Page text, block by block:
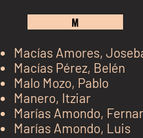
M
Macías Amores,
Macías Pérez, Belén
Malo Mozo, Pablo
Manero, Itziar
Marías Amondo,
Marías Amondo, Luis